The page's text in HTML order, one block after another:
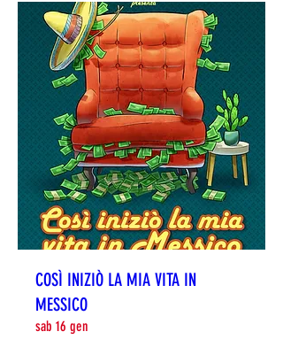
COSÌ INIZIÒ LA MIA VITA IN
MESSICO
sab 16 gen